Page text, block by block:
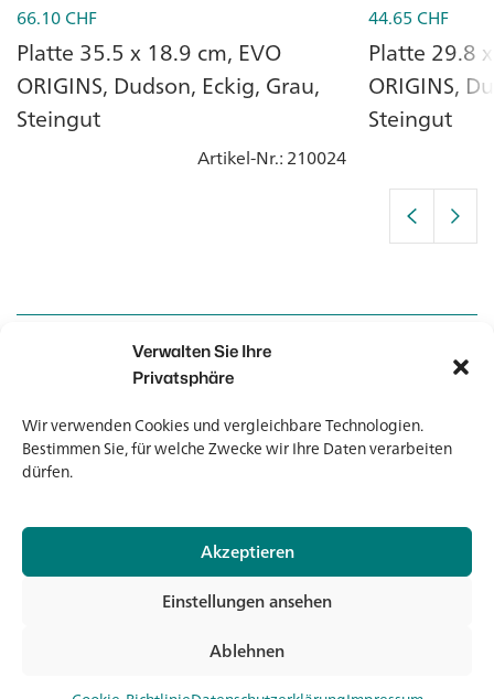
Verwalten Sie Ihre
Privatsphäre
Wir verwenden Cookies und vergleichbare Technologien.
Bestimmen Sie, für welche Zwecke wir Ihre Daten verarbeiten
dürfen.
Akzeptieren
Ablehnen
Einstellungen ansehen
66.10CHF
Platte 35.5 x 18.9 cm, EVO
ORIGINS, Dudson, Eckig, Grau,
Steingut
Artikel-Nr.: 210024
44.65 CHF
Platte 29.8
ORIGINS,
Steingut
Kontakt
Kontakt
Newsletter
Newsletter
© 2026 Banholzer AG
Impressum
Datenschutz